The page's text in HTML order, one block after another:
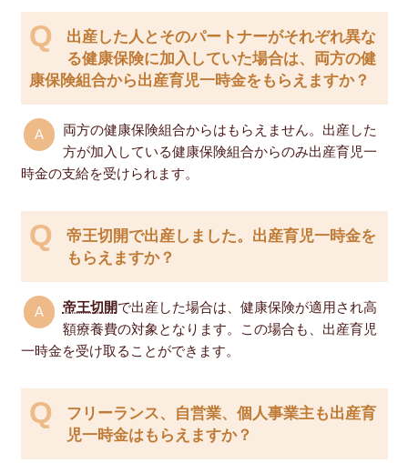
出産した人とそのパートナーがそれぞれ異な
る健康保険に加入していた場合は、両方の健
康保険組合から出産育児一時金をもらえますか？
両方の健康保険組合からはもらえません。出産した
方が加入している健康保険組合からのみ出産育児一
時金の支給を受けられます。
帝王切開で出産しました。出産育児一時金を
もらえますか？
帝王切開で出産した場合は、健康保険が適用され高
額療養費の対象となります。この場合も、出産育児
一時金を受け取ることができます。
フリーランス、自営業、個人事業主も出産育
児一時金はもらえますか？